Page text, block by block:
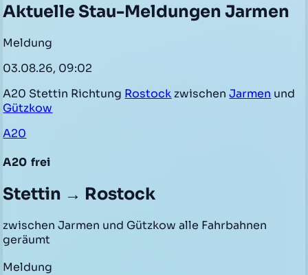
Aktuelle Stau-Meldungen Jarmen
Meldung
03.08.26, 09:02
A20 Stettin Richtung Rostock zwischenJarmen und
Gützkow
A20
A20 frei
Stettin → Rostock
zwischen Jarmen und Gützkow alle Fahrbahnen
geräumt
Meldung